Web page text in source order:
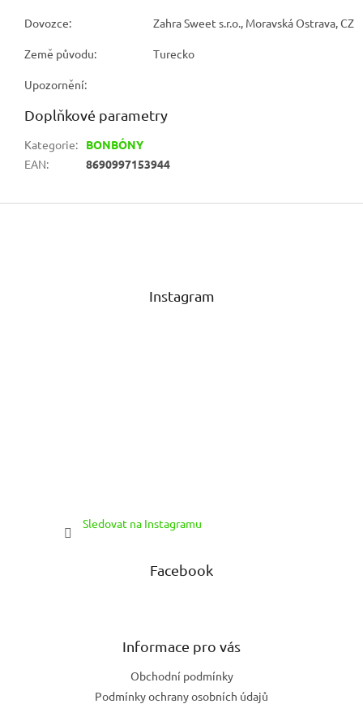
Dovozce: Zahra Sweet s.r.o., Moravská Ostrava, CZ
Země původu: Turecko
Upozornění:
Doplňkové parametry
Kategorie:
BONBÓNY
EAN: 8690997153944
Z
Instagram
Sledovat na Instagramu
Facebook
Informace pro vás
Obchodní podmínky
Podmínky ochrany osobních údajů